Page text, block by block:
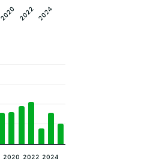
2020 2022 2024
2020 2022 2024